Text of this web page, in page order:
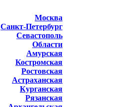
Москва
Санкт-Петербург
Севастополь
Области
Амурская
Костромская
Ростовская
Астраханская
Курганская
Рязанская